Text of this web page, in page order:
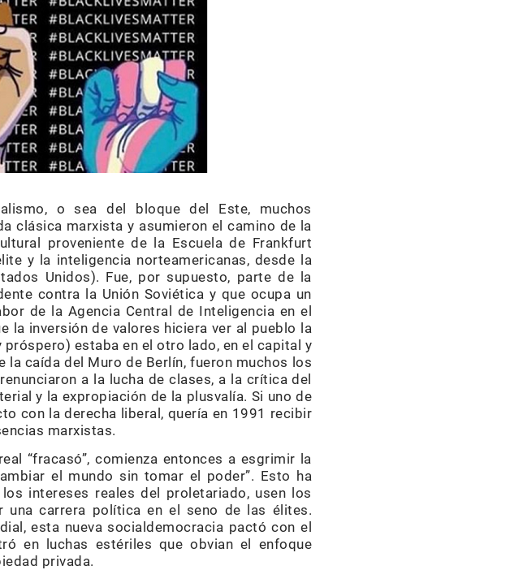
o sea del bloque del Este, muchos
clásica marxista y asumieron el camino de la
proveniente de la Escuela de Frankfurt
y la inteligencia norteamericanas, desde la
Unidos). Fue, por supuesto, parte de la
contra la Unión Soviética y que ocupa un
de la Agencia Central de Inteligencia en el
la inversión de valores hiciera ver al pueblo la
estaba en el otro lado, en el capital y
caída del Muro de Berlín, fueron muchos los
a la lucha de clases, a la crítica del
y la expropiación de la plusvalía. Si uno de
con la derecha liberal, quería en 1991 recibir
marxistas.
“fracasó”, comienza entonces a esgrimir la
el mundo sin tomar el poder”. Esto ha
intereses reales del proletariado, usen los
una carrera política en el seno de las élites.
esta nueva socialdemocracia pactó con el
en luchas estériles que obvian el enfoque
privada.